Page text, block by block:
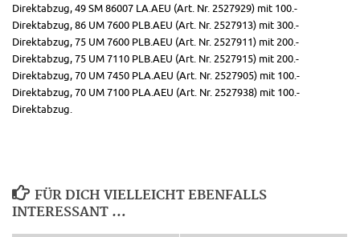
Direktabzug, 49 SM 86007 LA.AEU (Art. Nr. 2527929) mit 100.-
Direktabzug, 86 UM 7600 PLB.AEU (Art. Nr. 2527913) mit 300.-
Direktabzug, 75 UM 7600 PLB.AEU (Art. Nr. 2527911) mit 200.-
Direktabzug, 75 UM 7110 PLB.AEU (Art. Nr. 2527915) mit 200.-
Direktabzug, 70 UM 7450 PLA.AEU (Art. Nr. 2527905) mit 100.-
Direktabzug, 70 UM 7100 PLA.AEU (Art. Nr. 2527938) mit 100.-
Direktabzug.
FÜR DICH VIELLEICHT EBENFALLS
INTERESSANT …